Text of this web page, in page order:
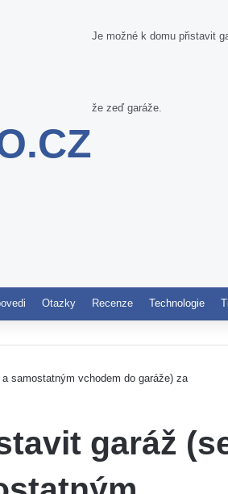
Je možné k domu přistavit
že zeď garáže.
Otazky Recenze Technologie
samostatným vchodem do garáže) za
garáž